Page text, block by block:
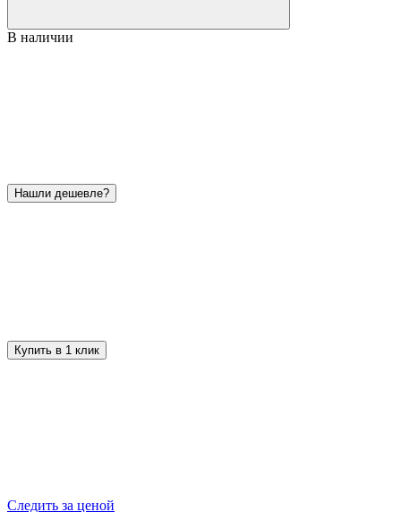
В наличии
Нашли дешевле?
Купить в 1 клик
Следить за ценой